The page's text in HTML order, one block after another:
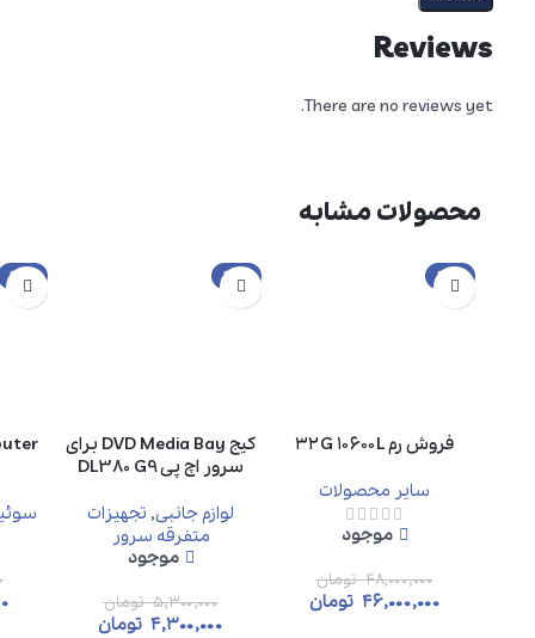
Reviews
There are no reviews yet.
محصولات مشابه
حراج
فروش رم ۳۲G ۱۰۶۰۰L
سایر محصولات
موجود
۴۸,۰۰۰,۰۰۰ تومان
۴۶,۰۰۰,۰۰۰ تومان
حراج
کیج DVD Media Bay برای
سرور اچ پی DL380 G9
لوازم جانبی, تجهیزات
متفرقه سرور
موجود
۵,۳۰۰,۰۰۰ تومان
۴,۳۰۰,۰۰۰ تومان
حراج